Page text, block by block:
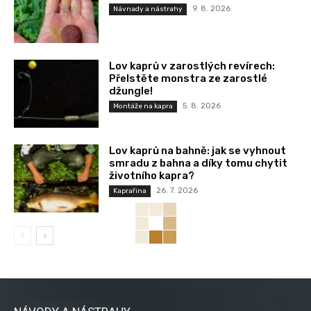
Návnady a nástrahy 9. 8. 2026
Lov kaprů v zarostlých revírech:
Přelstěte monstra ze zarostlé
džungle!
Montáže na kapra 5. 8. 2026
Lov kaprů na bahně: jak se vyhnout
smradu z bahna a díky tomu chytit
životního kapra?
Kaprařina 26. 7. 2026